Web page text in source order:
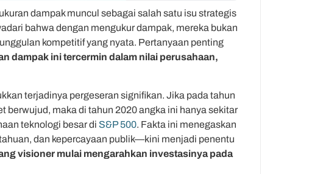
dampak muncul sebagai salah satu isu strategis
bahwa dengan mengukur dampak, mereka bukan
kompetitif yang nyata. Pertanyaan penting
dampak ini tercermin dalam nilai perusahaan,
terjadinya pergeseran signifikan. Jika pada tahun
berwujud, maka di tahun 2020 angka ini hanya sekitar
teknologi besar di S&P 500. Fakta ini menegaskan
dan kepercayaan publik—kini menjadi penentu
visioner mulai mengarahkan investasinya pada